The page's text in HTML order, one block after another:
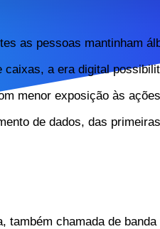
as pessoas mantinham
a era digital
menor exposição às
de dados, das
também chamada de banda